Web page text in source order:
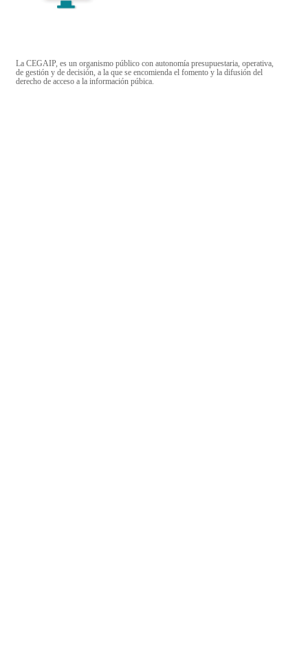
La CEGAIP, es un organismo público con autonomía presupuestaria, operativa,
de gestión y de decisión, a la que se encomienda el fomento y la difusión del
derecho de acceso a la información púbica.